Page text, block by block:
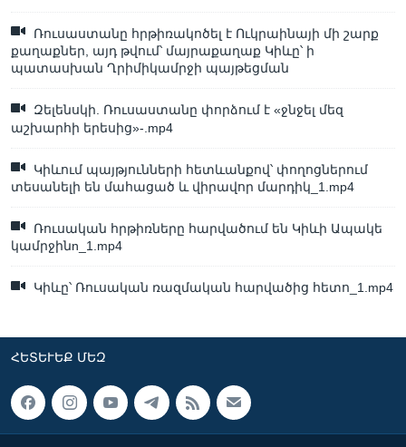
Ռուսաստանը հրթիռակոծել է Ուկրաինայի մի շարք
քաղաքներ, այդ թվում՝ մայրաքաղաք Կիևը՝ ի
պատասխան Ղրիմիկամրջի պայթեցման
Զելենսկի. Ռուսաստանը փորձում է «ջնջել մեզ
աշխարհի երեսից»-.mp4
Կիևում պայթյունների հետևանքով՝ փողոցներում
տեսանելի են մահացած և վիրավոր մարդիկ_1.mp4
Ռուսական հրթիռները հարվածում են Կիևի Ապակե
կամրջինn_1.mp4
Կիևը՝ Ռուսական ռազմական հարվածից հետո_1.mp4
ՀԵՏԵՒԵՔ ՄԵԶ